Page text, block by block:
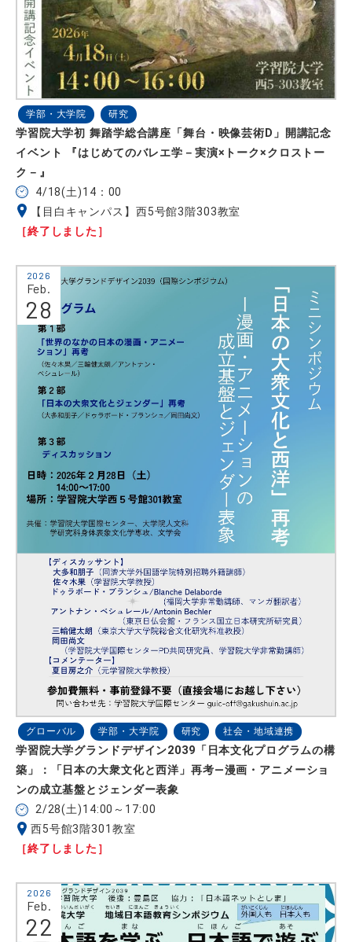
学部・大学院 研究
学習院大学初 舞踏学総合講座「舞台・映像芸術D」開講記念
イベント 『はじめてのバレエ学－実演×トーク×クロストー
ク－』
4/18(土)14：00
【目白キャンパス】西5号館3階303教室
［終了しました］
2026
Feb.
28
グローバル 学部・大学院 研究 社会・地域連携
学習院大学グランドデザイン2039「日本文化プログラムの構
築」：「日本の大衆文化と西洋」再考―漫画・アニメーショ
ンの成立基盤とジェンダー表象
2/28(土)14:00～17:00
西5号館3階301教室
［終了しました］
2026
Feb.
22